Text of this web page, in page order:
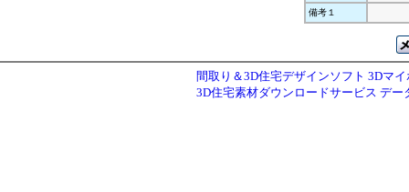
備考１
間取り＆3D住宅デザインソフト 3Dマ
3D住宅素材ダウンロードサービス デー